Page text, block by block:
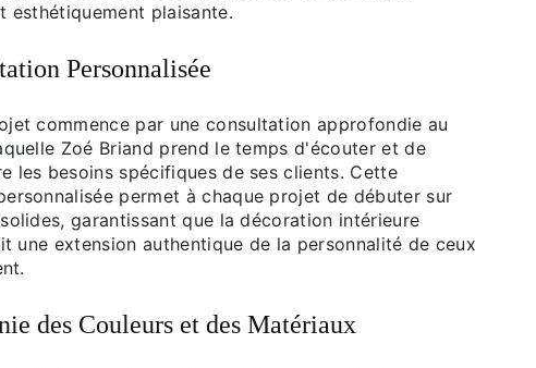
esthétiquement plaisante.
Personnalisée
commence par une consultation approfondie au
Zoé Briand prend le temps d'écouter et de
les besoins spécifiques de ses clients. Cette
permet à chaque projet de débuter sur
garantissant que la décoration intérieure
une extension authentique de la personnalité de ceux
des Couleurs et des Matériaux